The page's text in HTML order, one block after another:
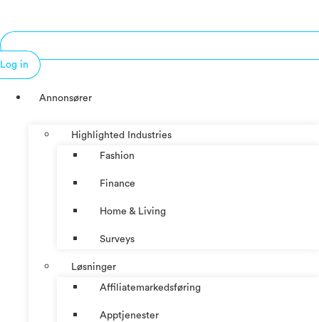
Log in
Annonsører
Highlighted Industries
Fashion
Finance
Home & Living
Surveys
Løsninger
Affiliatemarkedsføring
Apptjenester